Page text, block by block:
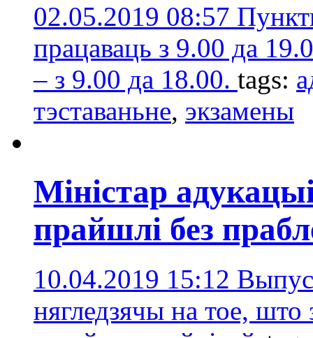
02.05.2019 08:57
працаваць з 9.00 да
– з 9.00 да 18.00. tags:
тэставаньне, экзамены
Міністар
прайшлі без
10.04.2019 15:12
нягледзячы на тое, што